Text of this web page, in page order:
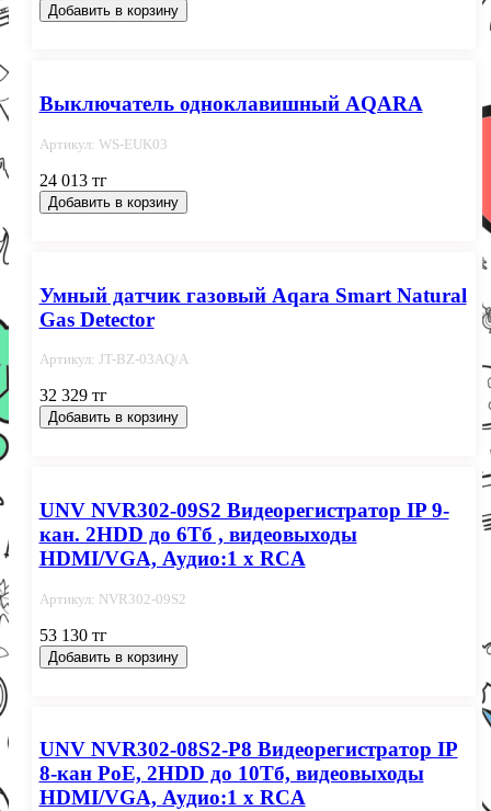
Добавить в корзину
Выключатель одноклавишный AQARA
Артикул: WS-EUK03
24 013 тг
Добавить в корзину
Умный датчик газовый Aqara Smart Natural
Gas Detector
Артикул: JT-BZ-03AQ/A
32 329 тг
Добавить в корзину
UNV NVR302-09S2 Видеорегистратор IP 9-
кан. 2HDD до 6Тб , видеовыходы
HDMI/VGA, Аудио:1 x RCA
Артикул: NVR302-09S2
53 130 тг
Добавить в корзину
UNV NVR302-08S2-P8 Видеорегистратор IP
8-кан PoE, 2HDD до 10Тб, видеовыходы
HDMI/VGA, Аудио:1 x RCA